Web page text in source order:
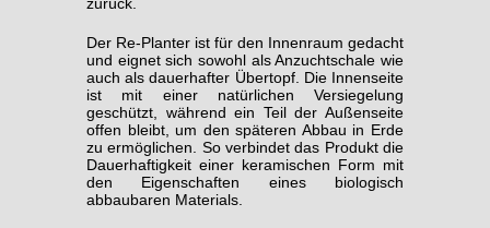
Der Re-Planter ist für den Innenraum gedacht
und eignet sich sowohl als Anzuchtschale wie
auch als dauerhafter Übertopf. Die Innenseite
ist mit einer natürlichen Versiegelung
geschützt, während ein Teil der Außenseite
offen bleibt, um den späteren Abbau in Erde
zu ermöglichen. So verbindet das Produkt die
Dauerhaftigkeit einer keramischen Form mit
den Eigenschaften eines biologisch
abbaubaren Materials.